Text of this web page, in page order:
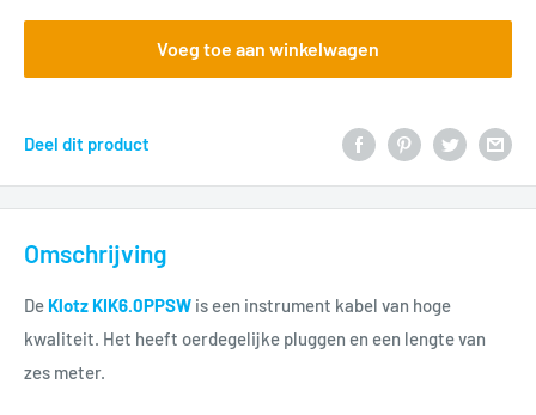
Voeg toe aan winkelwagen
Deel dit product
Omschrijving
De Klotz KIK6.0PPSW is een instrument kabel van hoge
kwaliteit. Het heeft oerdegelijke pluggen en een lengte van
zes meter.